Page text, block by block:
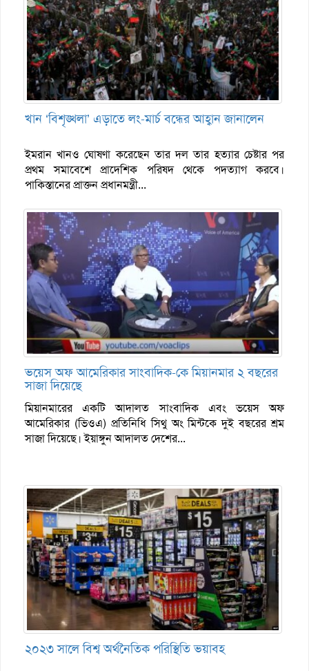
খান ‘বিশৃঙ্খলা’ এড়াতে লং-মার্চ বন্ধের আহ্বান জানালেন
ইমরান খানও ঘোষণা করেছেন তার দল তার হত্যার চেষ্টার পর
প্রথম সমাবেশে প্রাদেশিক পরিষদ থেকে পদত্যাগ করবে।
পাকিস্তানের প্রাক্তন প্রধানমন্ত্রী...
ভয়েস অফ আমেরিকার সাংবাদিক-কে মিয়ানমার ২ বছরের
সাজা দিয়েছে
মিয়ানমারের একটি আদালত সাংবাদিক এবং ভয়েস অফ
আমেরিকার (ভিওএ) প্রতিনিধি সিথু অং মিন্টকে দুই বছরের শ্রম
সাজা দিয়েছে। ইয়াঙ্গুন আদালত দেশের...
২০২৩ সালে বিশ্ব অর্থনৈতিক পরিস্থিতি ভয়াবহ